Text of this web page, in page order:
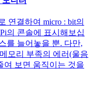
연결하여 micro : bit의
의 콘솔에 표시해보십
를 늘어놓을 뿐. 다만,
모리 부족의 에러(울음
여 보면 움직이는 것을